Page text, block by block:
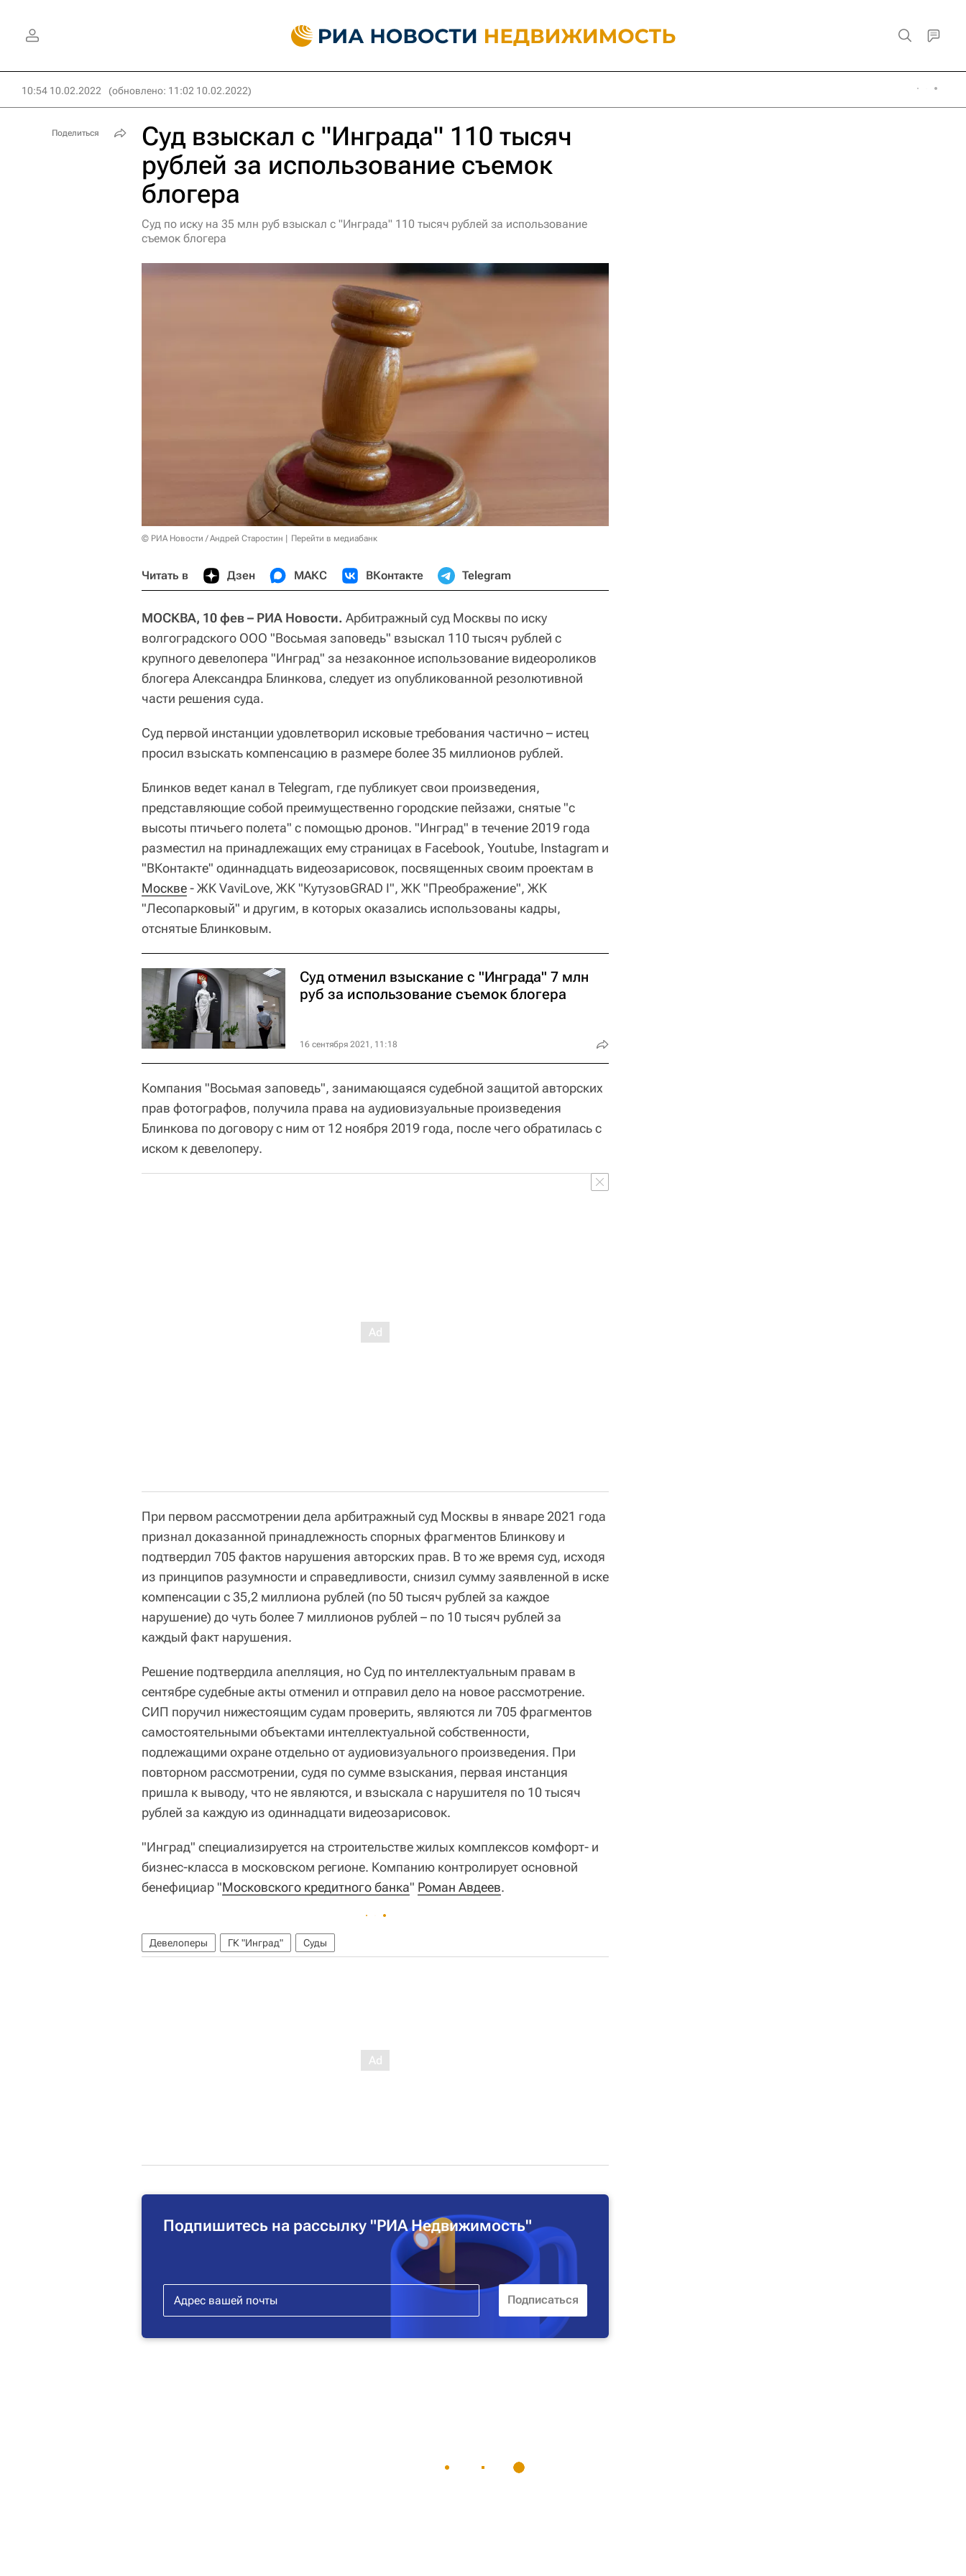
10:54 10.02.2022 (обновлено: 11:02 10.02.2022)
Суд взыскал с "Инграда" 110 тысяч
рублей за использование съемок
блогера
Суд по иску на 35 млн руб взыскал с "Инграда" 110 тысяч рублей за использование
съемок блогера
© РИА Новости / Андрей Старостин Перейти в медиабанк
Читать в Дзен МАКС ВКонтакте Telegram
МОСКВА, 10 фев – РИА Новости. Арбитражный суд Москвы по иску
волгоградского ООО "Восьмая заповедь" взыскал 110 тысяч рублей с
крупного девелопера "Инград" за незаконное использование видеороликов
блогера Александра Блинкова, следует из опубликованной резолютивной
части решения суда.
Суд первой инстанции удовлетворил исковые требования частично – истец
просил взыскать компенсацию в размере более 35 миллионов рублей.
Блинков ведет канал в Telegram, где публикует свои произведения,
представляющие собой преимущественно городские пейзажи, снятые "с
высоты птичьего полета" с помощью дронов. "Инград" в течение 2019 года
разместил на принадлежащих ему страницах в Facebook, Youtube, Instagram и
"ВКонтакте" одиннадцать видеозарисовок, посвященных своим проектам в
Москве- ЖК VaviLove, ЖК "КутузовGRAD I", ЖК "Преображение", ЖК
"Лесопарковый" и другим, в которых оказались использованы кадры,
отснятые Блинковым.
Суд отменил взыскание с "Инграда" 7 млн
руб за использование съемок блогера
16 сентября 2021, 11:18
Компания "Восьмая заповедь", занимающаяся судебной защитой авторских
прав фотографов, получила права на аудиовизуальные произведения
Блинкова по договору с ним от 12 ноября 2019 года, после чего обратилась с
иском к девелоперу.
При первом рассмотрении дела арбитражный суд Москвы в январе 2021 года
признал доказанной принадлежность спорных фрагментов Блинкову и
подтвердил 705 фактов нарушения авторских прав. В то же время суд, исходя
из принципов разумности и справедливости, снизил сумму заявленной в иске
компенсации с 35,2 миллиона рублей (по 50 тысяч рублей за каждое
нарушение) до чуть более 7 миллионов рублей – по 10 тысяч рублей за
каждый факт нарушения.
Решение подтвердила апелляция, но Суд по интеллектуальным правам в
сентябре судебные акты отменил и отправил дело на новое рассмотрение.
СИП поручил нижестоящим судам проверить, являются ли 705 фрагментов
самостоятельными объектами интеллектуальной собственности,
подлежащими охране отдельно от аудиовизуального произведения. При
повторном рассмотрении, судя по сумме взыскания, первая инстанция
пришла к выводу, что не являются, и взыскала с нарушителя по 10 тысяч
рублей за каждую из одиннадцати видеозарисовок.
"Инград" специализируется на строительстве жилых комплексов комфорт- и
бизнес-класса в московском регионе. Компанию контролирует основной
бенефициар "Московского кредитного банка" Роман Авдеев.
Девелоперы ГК "Инград" Суды
Подпишитесь на рассылку "РИА Недвижимость"
Поделиться